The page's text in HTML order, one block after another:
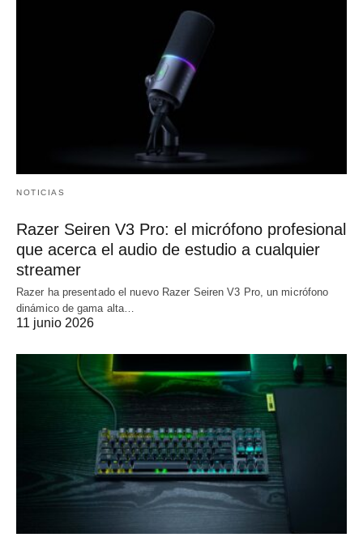
NOTICIAS
Razer Seiren V3 Pro: el micrófono profesional
que acerca el audio de estudio a cualquier
streamer
Razer ha presentado el nuevo Razer Seiren V3 Pro, un micrófono
dinámico de gama alta…
11 junio 2026